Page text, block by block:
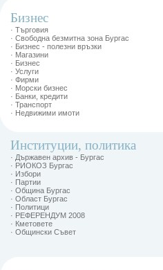
Бизнес
· Търговия
· Свободна безмитна зона Бургас
· Бизнес - полезни връзки
· Магазини
· Бизнес
· Услуги
· Фирми
· Морски бизнес
· Банки, кредити
· Транспорт
· Недвижими имоти
Институции, политика
· Държавен архив - Бургас
· РИОКОЗ Бургас
· Избори
· Партии
· Община Бургас
· Област Бургас
· Политици
· РЕФЕРЕНДУМ 2008
· Кметовете
· Общински Съвет